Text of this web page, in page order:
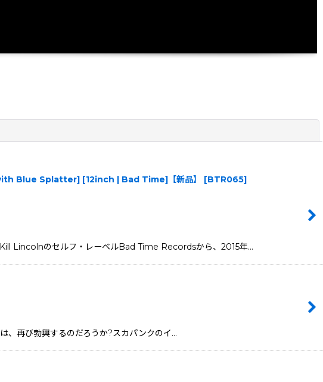
Blue Splatter] [12inch | Bad Time]【新品】 [BTR065]
Kill Lincolnのセルフ・レーベルBad Time Recordsから、2015年…
再び勃興するのだろうか?スカパンクのイ…